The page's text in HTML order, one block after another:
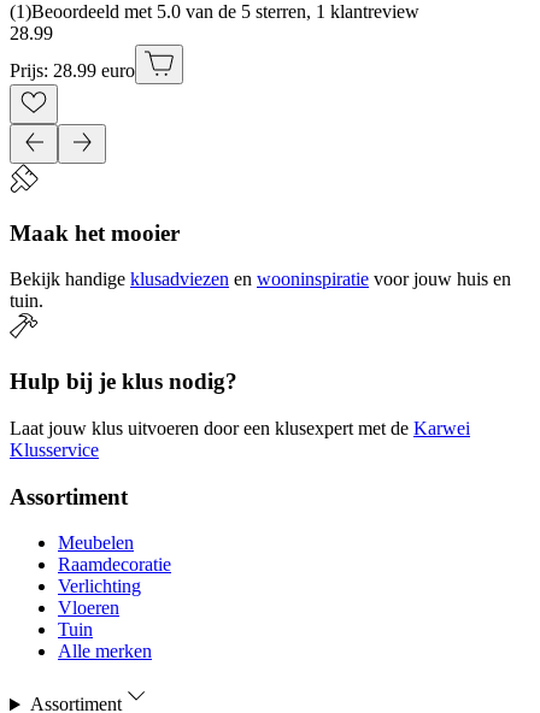
(1)Beoordeeld met 5.0 van de 5 sterren, 1 klantreview
28.99
Prijs: 28.99 euro
Maak het mooier
Bekijk handige klusadviezen en wooninspiratie voor jouw huis en
tuin.
Hulp bij je klus nodig?
Laat jouw klus uitvoeren door een klusexpert met de Karwei
Klusservice
Assortiment
Meubelen
Raamdecoratie
Verlichting
Vloeren
Tuin
Alle merken
Assortiment